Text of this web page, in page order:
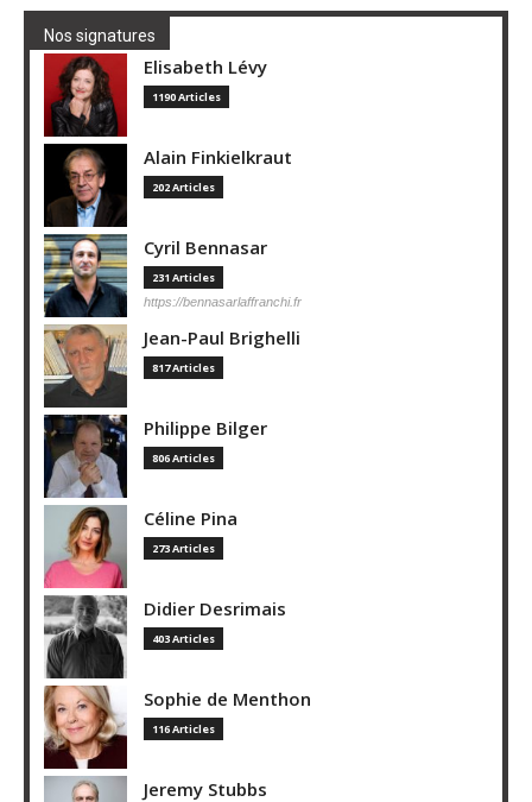
Nos signatures
Elisabeth Lévy
1190 Articles
Alain Finkielkraut
202 Articles
Cyril Bennasar
231 Articles
https://bennasarlaffranchi.fr
Jean-Paul Brighelli
817 Articles
Philippe Bilger
806 Articles
Céline Pina
273 Articles
Didier Desrimais
403 Articles
Sophie de Menthon
116 Articles
Jeremy Stubbs